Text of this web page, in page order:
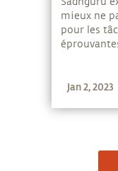
mieux ne
pour les
Jan 2, 2023